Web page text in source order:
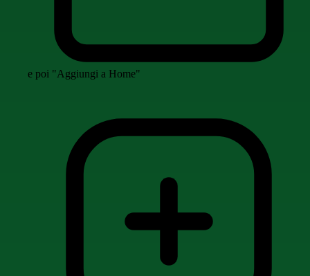
e poi "Aggiungi a Home"